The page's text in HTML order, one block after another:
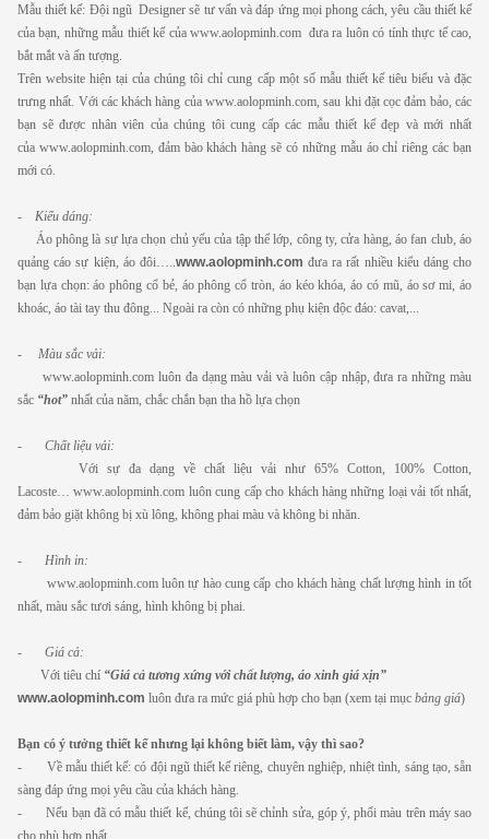
Mẫu thiết kế: Đội ngũ Designer sẽ tư vấn và đáp ứng mọi phong cách, yêu cầu thiết kế
của bạn, những mẫu thiết kế của www.aolopminh.com đưa ra luôn có tính thực tế cao,
bắt mắt và ấn tượng.
Trên website hiện tại của chúng tôi chỉ cung cấp một số mẫu thiết kế tiêu biểu và đặc
trưng nhất. Với các khách hàng của www.aolopminh.com, sau khi đặt cọc đảm bảo, các
bạn sẽ được nhân viên của chúng tôi cung cấp các mẫu thiết kế đẹp và mới nhất
của www.aolopminh.com, đảm bào khách hàng sẽ có những mẫu áo chỉ riêng các bạn
mới có.
- Kiểu dáng:
Áo phông là sự lựa chọn chủ yếu của tập thể lớp, công ty, cửa hàng, áo fan club, áo
quảng cáo sự kiện, áo đôi…..www.aolopminh.com đưa ra rất nhiều kiểu dáng cho
bạn lựa chọn: áo phông cổ bẻ, áo phông cổ tròn, áo kéo khóa, áo có mũ, áo sơ mi, áo
khoác, áo tài tay thu đông... Ngoài ra còn có những phụ kiện độc đáo: cavat,...
- Màu sắc vải:
www.aolopminh.com luôn đa dạng màu vải và luôn cập nhập, đưa ra những màu
sắc “hot” nhất của năm, chắc chắn bạn tha hồ lựa chọn
- Chất liệu vải:
Với sự đa dạng về chất liệu vải như 65% Cotton, 100% Cotton,
Lacoste… www.aolopminh.com luôn cung cấp cho khách hàng những loại vải tốt nhất,
đảm bảo giặt không bị xù lông, không phai màu và không bi nhăn.
- Hình in:
www.aolopminh.com luôn tự hào cung cấp cho khách hàng chất lượng hình in tốt
nhất, màu sắc tươi sáng, hình không bị phai.
- Giá cả:
Với tiêu chí “Giá cả tương xứng với chất lượng, áo xinh giá xịn”
www.aolopminh.com luôn đưa ra mức giá phù hợp cho bạn (xem tại mục bảng giá)
Bạn có ý tưởng thiết kế nhưng lại không biết làm, vậy thì sao?
- Về mẫu thiết kế: có đội ngũ thiết kế riêng, chuyên nghiệp, nhiệt tình, sáng tạo, sẵn
sàng đáp ứng mọi yêu cầu của khách hàng.
- Nếu bạn đã có mẫu thiết kế, chúng tôi sẽ chỉnh sửa, góp ý, phối màu trên máy sao
cho phù hợp nhất.